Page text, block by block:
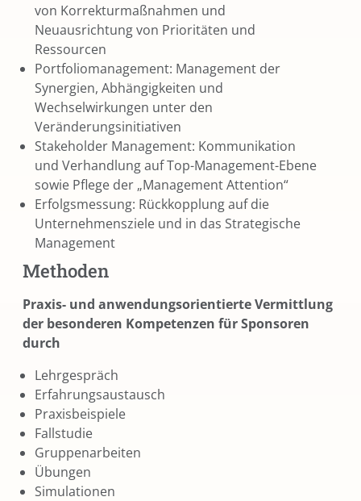
von Korrekturmaßnahmen und
Neuausrichtung von Prioritäten und
Ressourcen
Portfoliomanagement: Management der
Synergien, Abhängigkeiten und
Wechselwirkungen unter den
Veränderungsinitiativen
Stakeholder Management: Kommunikation
und Verhandlung auf Top-Management-Ebene
sowie Pflege der „Management Attention“
Erfolgsmessung: Rückkopplung auf die
Unternehmensziele und in das Strategische
Management
Methoden
Praxis- und anwendungsorientierte Vermittlung
der besonderen Kompetenzen für Sponsoren
durch
Lehrgespräch
Erfahrungsaustausch
Praxisbeispiele
Fallstudie
Gruppenarbeiten
Übungen
Simulationen